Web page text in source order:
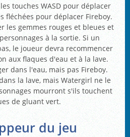
touches WASD pour déplacer
fléchées pour déplacer Fireboy.
les gemmes rouges et bleues et
à la sortie. Si un
le joueur devra recommencer
aux flaques d'eau et à la lave.
dans l'eau, mais pas Fireboy.
la lave, mais Watergirl ne le
mourront s'ils touchent
de gluant vert.
du jeu